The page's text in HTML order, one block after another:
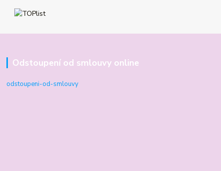
Odstoupení od smlouvy online
odstoupeni-od-smlouvy